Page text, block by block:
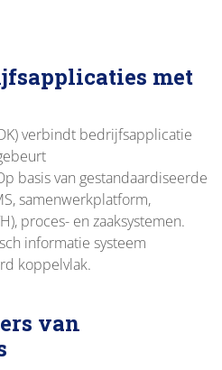
met
verbindt bedrijfsapplicatie
basis van gestandaardiseerde
samenwerkplatform,
proces- en zaaksystemen.
informatie systeem
koppelvlak.
van